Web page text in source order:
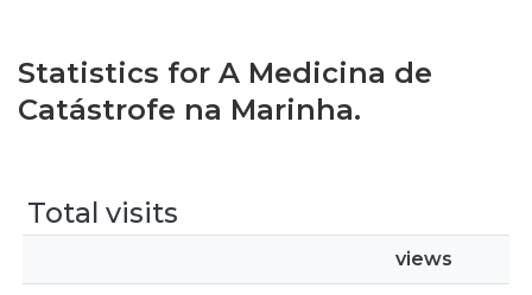
Browse repository
Statistics for A Medicina de
Catástrofe na Marinha.
Total visits
views